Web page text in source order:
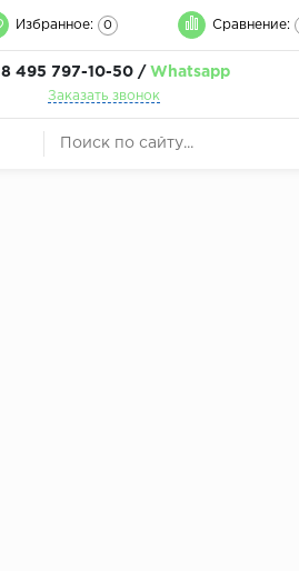
Избранное: 0 Сравнение:
8 495 797-10-50 / Whatsapp
Заказать звонок